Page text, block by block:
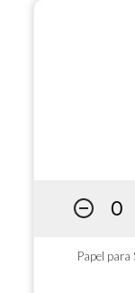
Papel para